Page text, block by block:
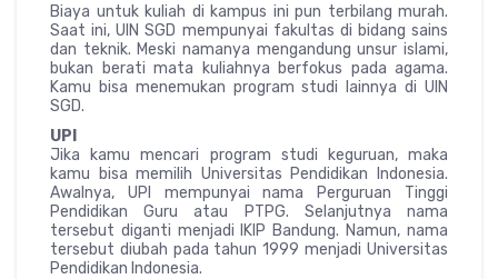
Biaya untuk kuliah di kampus ini pun terbilang murah.
Saat ini, UIN SGD mempunyai fakultas di bidang sains
dan teknik. Meski namanya mengandung unsur islami,
bukan berati mata kuliahnya berfokus pada agama.
Kamu bisa menemukan program studi lainnya di UIN
SGD.
UPI
Jika kamu mencari program studi keguruan, maka
kamu bisa memilih Universitas Pendidikan Indonesia.
Awalnya, UPI mempunyai nama Perguruan Tinggi
Pendidikan Guru atau PTPG. Selanjutnya nama
tersebut diganti menjadi IKIP Bandung. Namun, nama
tersebut diubah pada tahun 1999 menjadi Universitas
Pendidikan Indonesia.